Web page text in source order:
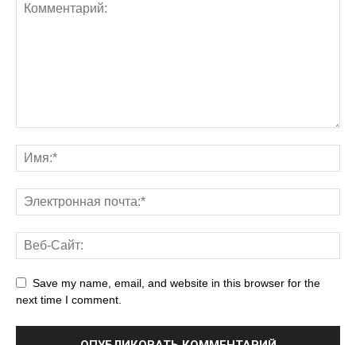
Save my name, email, and website in this browser for the
next time I comment.